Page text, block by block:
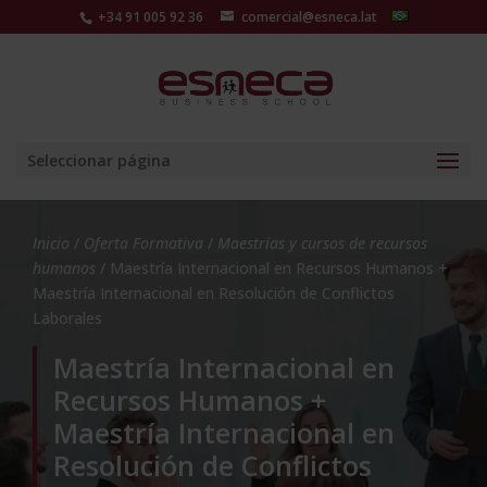
+34 91 005 92 36 comercial@esneca.lat
Seleccionar página
Inicio / Oferta Formativa / Maestrías y cursos de recursos
humanos / Maestría Internacional en Recursos Humanos +
Maestría Internacional en Resolución de Conflictos
Laborales
Maestría Internacional en
Recursos Humanos +
Maestría Internacional en
Resolución de Conflictos